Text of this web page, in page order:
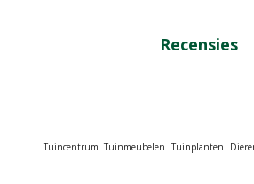
Recensies
Tuincentrum Tuinmeubelen Tuinplanten